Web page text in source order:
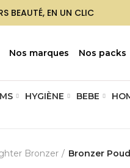
BEAUTÉ, EN UN CLIC
Nos marques Nos packs
HYGIÈNE BEBE
Bronzer Bronzer